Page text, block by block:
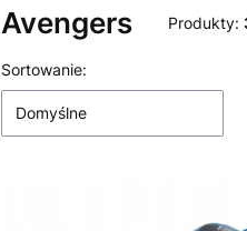
Avengers Produkty:
Lista produktów
Sortowanie:
Domyślne